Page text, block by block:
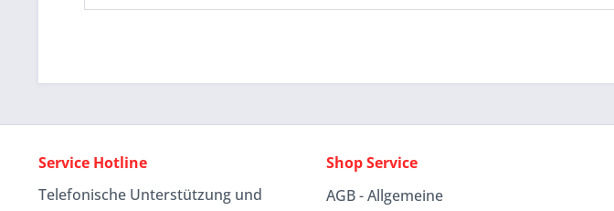
Service Hotline
Telefonische Unterstützung und
Shop Service
AGB - Allgemeine